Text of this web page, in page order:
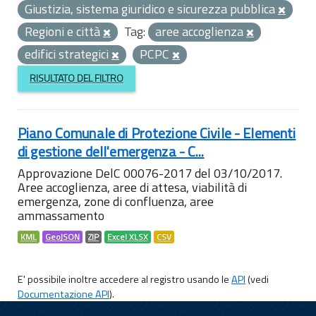
Giustizia, sistema giuridico e sicurezza pubblica
Regioni e città
Tag: aree accoglienza
edifici strategici
PCPC
RISULTATO DEL FILTRO
Piano Comunale di Protezione Civile - Elementi
di gestione dell'emergenza - C...
Approvazione DelC 00076-2017 del 03/10/2017.
Aree accoglienza, aree di attesa, viabilità di
emergenza, zone di confluenza, aree
ammassamento
KML GeoJSON ZIP Excel XLSX CSV
E' possibile inoltre accedere al registro usando leAPI(vedi
Documentazione API).